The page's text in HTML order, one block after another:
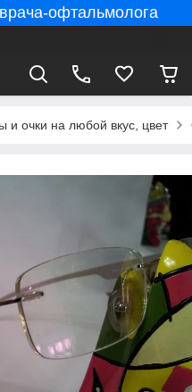
офтальмолога
и очки на любой вкус, цвет